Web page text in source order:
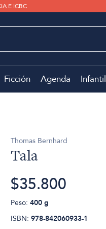
E ICBC
Ficción Agenda Infantil
Thomas Bernhard
Tala
$35.800
Peso: 400 g
ISBN: 978-842060933-1